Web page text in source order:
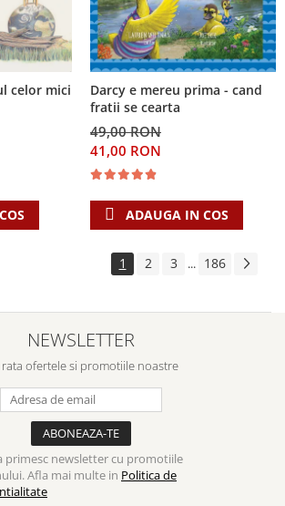
celor mici
Darcy e mereu prima - cand
fratii se cearta
49,00 RON
41,00 RON
ADAUGA IN COS
1 2 3 ... 186
NEWSLETTER
rata ofertele si promotiile noastre
primesc newsletter cu promotiile
Afla mai multe in Politica de